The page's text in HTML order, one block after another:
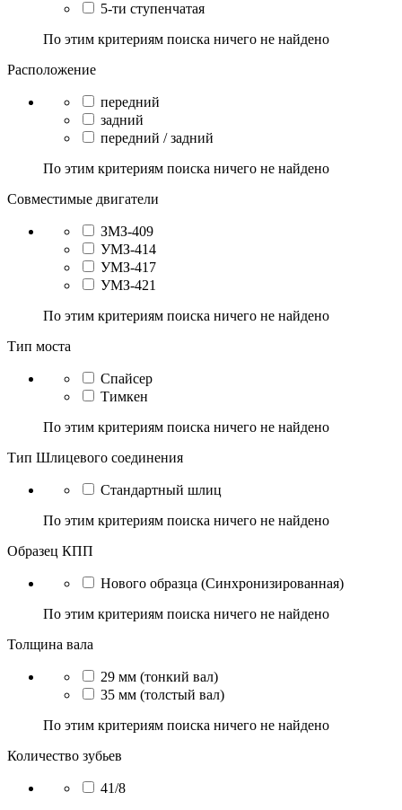
5-ти ступенчатая
По этим критериям поиска ничего не найдено
Расположение
передний
задний
передний / задний
По этим критериям поиска ничего не найдено
Совместимые двигатели
ЗМЗ-409
УМЗ-414
УМЗ-417
УМЗ-421
По этим критериям поиска ничего не найдено
Тип моста
Спайсер
Тимкен
По этим критериям поиска ничего не найдено
Тип Шлицевого соединения
Стандартный шлиц
По этим критериям поиска ничего не найдено
Образец КПП
Нового образца (Синхронизированная)
По этим критериям поиска ничего не найдено
Толщина вала
29 мм (тонкий вал)
35 мм (толстый вал)
По этим критериям поиска ничего не найдено
Количество зубьев
41/8